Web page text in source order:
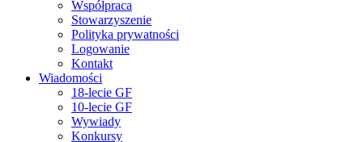
Współpraca
Stowarzyszenie
Polityka prywatności
Logowanie
Kontakt
Wiadomości
18-lecie GF
10-lecie GF
Wywiady
Konkursy